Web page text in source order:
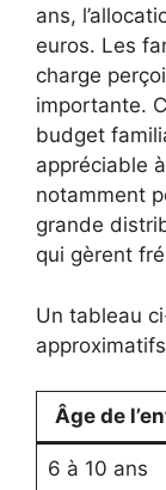
ans,
euros. Les
charge
importante.
budget
appréciable
notamment
grande
qui gèrent
Un tableau
Âge de
6 à 10 ans